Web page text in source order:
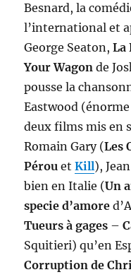
Besnard, la
l’international et
George Seaton,La
Your Wagonde
pousse la
Eastwood
deux films mis en
Romain Gary (Les
PérouetKill),
bien en Italie (Un
specie d’amore
Tueurs à gages –
Squitieri) qu’en
Corruption de